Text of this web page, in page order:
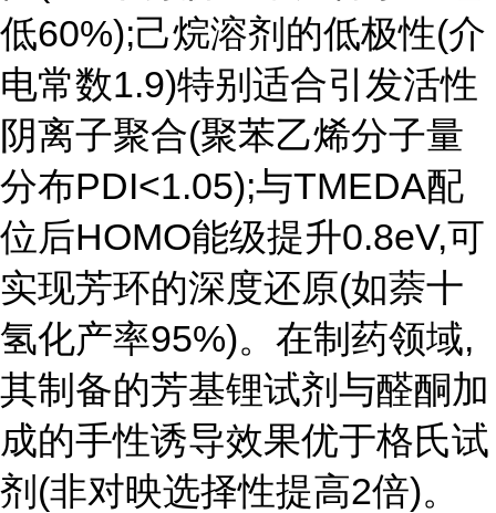
低60%);己烷溶剂的低极性(介
电常数1.9)特别适合引发活性
阴离子聚合(聚苯乙烯分子量
分布PDI<1.05);与TMEDA配
位后HOMO能级提升0.8eV,可
实现芳环的深度还原(如萘十
氢化产率95%)。在制药领域,
其制备的芳基锂试剂与醛酮加
成的手性诱导效果优于格氏试
剂(非对映选择性提高2倍)。